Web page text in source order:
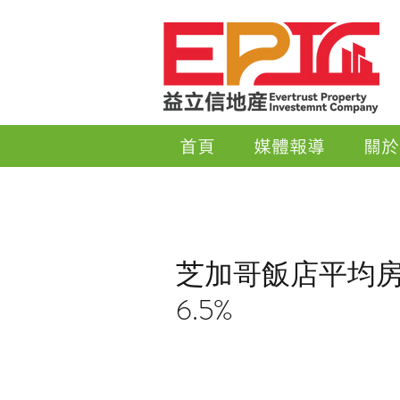
首頁 媒體報導 關
芝加哥飯店平均
6.5%